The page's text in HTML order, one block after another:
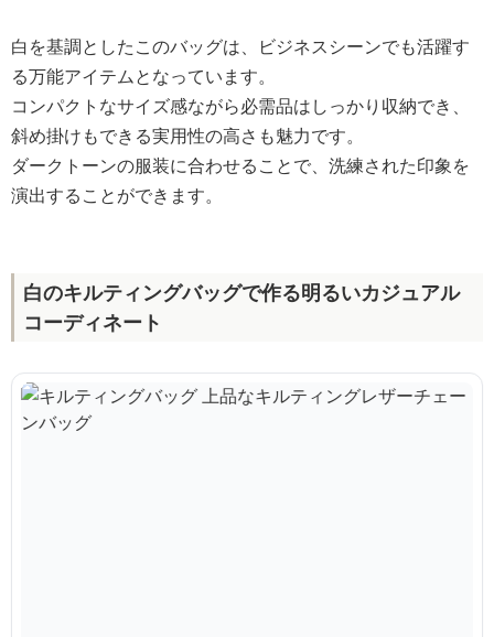
白を基調としたこのバッグは、ビジネスシーンでも活躍す
る万能アイテムとなっています。
コンパクトなサイズ感ながら必需品はしっかり収納でき、
斜め掛けもできる実用性の高さも魅力です。
ダークトーンの服装に合わせることで、洗練された印象を
演出することができます。
白のキルティングバッグで作る明るいカジュアル
コーディネート